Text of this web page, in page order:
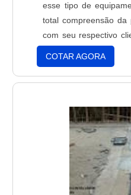
esse tipo de
total compreensão
com seu respectivo
um setor complexo e
redobrada para a
para os profissionais
treinam....
COTAR AGORA